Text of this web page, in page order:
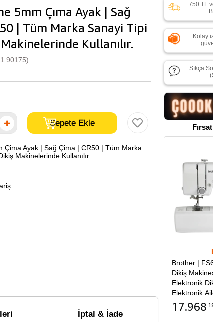
5mm Çıma Ayak | Sağ
| Tüm Marka Sanayi Tipi
Kullanılır.
Çima Ayak | Sağ Çima | CR50 | Tüm Marka
Makinelerinde Kullanılır.
İptal & İade
750 TL
Kolay
Sıkça
Brother |
Dikiş
Elektronik
Elektronik
Makinesi
17.968